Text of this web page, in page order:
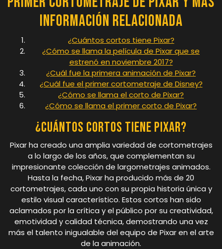
Información Relacionada
¿Cuántos cortos tiene Pixar?
¿Cómo se llama la película de Pixar que se
estrenó en noviembre 2017?
¿Cuál fue la primera animación de Pixar?
¿Cuál fue el primer cortometraje de Disney?
¿Cómo se llama el corto de Pixar?
¿Cómo se llama el primer corto de Pixar?
¿Cuántos cortos tiene Pixar?
Pixar ha creado una amplia variedad de cortometrajes
a lo largo de los años, que complementan su
impresionante colección de largometrajes animados.
Hasta la fecha, Pixar ha producido más de 20
cortometrajes, cada uno con su propia historia única y
estilo visual característico. Estos cortos han sido
aclamados por la crítica y el público por su creatividad,
emotividad y calidad técnica, demostrando una vez
más el talento inigualable del equipo de Pixar en el arte
de la animación.